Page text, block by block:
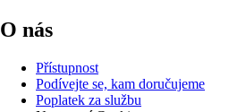
O nás
Přístupnost
Podívejte se, kam doručujeme
Poplatek za službu